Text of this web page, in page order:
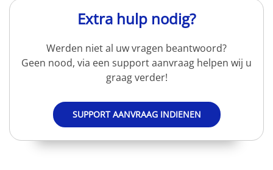
Extra hulp nodig?
Werden niet al uw vragen beantwoord?
Geen nood, via een support aanvraag helpen wij u
graag verder!
SUPPORT AANVRAAG INDIENEN